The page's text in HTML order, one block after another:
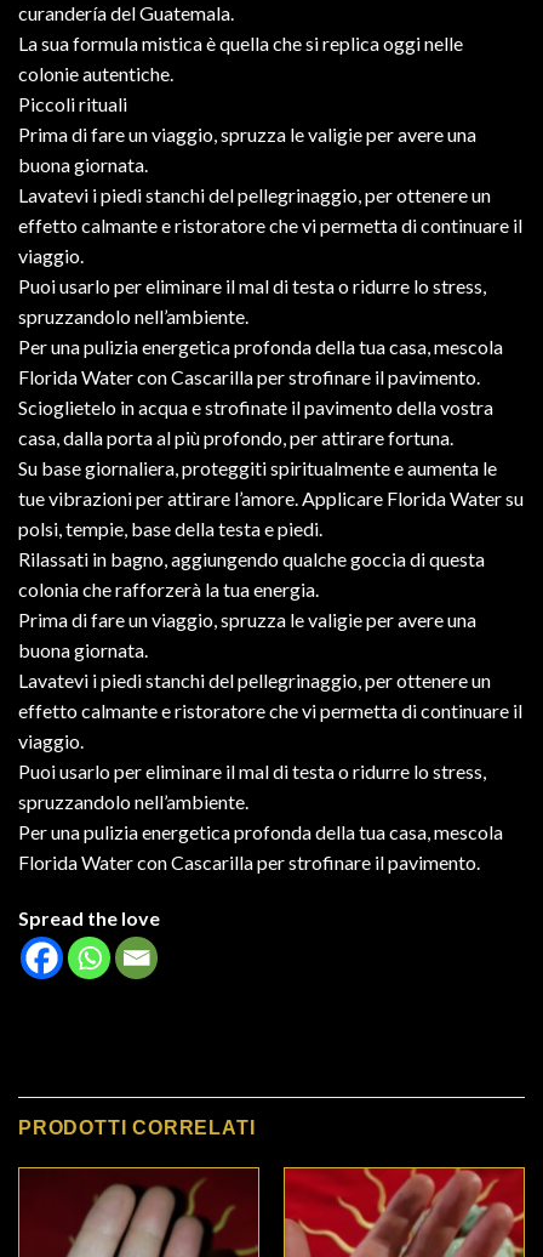
curandería del Guatemala.
La sua formula mistica è quella che si replica oggi nelle
colonie autentiche.
Piccoli rituali
Prima di fare un viaggio, spruzza le valigie per avere una
buona giornata.
Lavatevi i piedi stanchi del pellegrinaggio, per ottenere un
effetto calmante e ristoratore che vi permetta di continuare il
viaggio.
Puoi usarlo per eliminare il mal di testa o ridurre lo stress,
spruzzandolo nell’ambiente.
Per una pulizia energetica profonda della tua casa, mescola
Florida Water con Cascarilla per strofinare il pavimento.
Scioglietelo in acqua e strofinate il pavimento della vostra
casa, dalla porta al più profondo, per attirare fortuna.
Su base giornaliera, proteggiti spiritualmente e aumenta le
tue vibrazioni per attirare l’amore. Applicare Florida Water su
polsi, tempie, base della testa e piedi.
Rilassati in bagno, aggiungendo qualche goccia di questa
colonia che rafforzerà la tua energia.
Prima di fare un viaggio, spruzza le valigie per avere una
buona giornata.
Lavatevi i piedi stanchi del pellegrinaggio, per ottenere un
effetto calmante e ristoratore che vi permetta di continuare il
viaggio.
Puoi usarlo per eliminare il mal di testa o ridurre lo stress,
spruzzandolo nell’ambiente.
Per una pulizia energetica profonda della tua casa, mescola
Florida Water con Cascarilla per strofinare il pavimento.
Spread the love
PRODOTTI CORRELATI